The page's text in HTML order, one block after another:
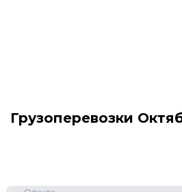
Грузоперевозки